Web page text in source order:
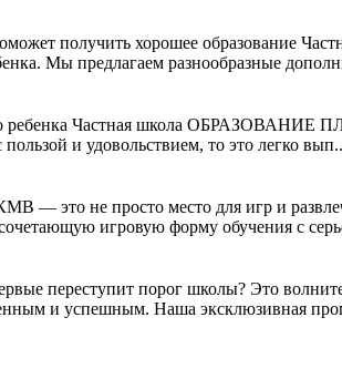
получить хорошее образование
Мы предлагаем разнообразные
ребенка Частная школа ОБРАЗОВАНИЕ
и удовольствием, то это легко
не просто место для игр и
игровую форму обучения с
переступит порог школы? Это
и успешным. Наша эксклюзивная